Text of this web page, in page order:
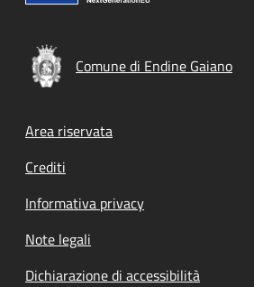
Comune di Endine Gaiano
Footer menu
Area riservata
Crediti
Informativa privacy
Note legali
Dichiarazione di accessibilità